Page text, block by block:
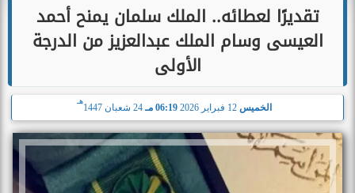
تقديرًا لعطائه.. الملك سلمان يمنح أحمد
العيسى وسام الملك عبدالعزيز من الدرجة
الأولى
الخميس 06:19 مـ 24 شعبان 1447
هـ